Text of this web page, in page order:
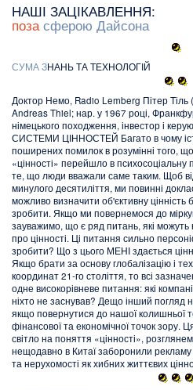
НАШІ ЗАЦІКАВЛЕННЯ:
позасферою Дайсона
СУМАЗНАНЬ ТА ТЕХНОЛОГІЙ
Доктор Немо, Radio Lemberg Пітер Тіль
Andreas Thiel; нар. у 1967 році,
німецького походження, інвестор і
СИСТЕМИ ЦІННОСТЕЙ Багато в чому
поширених помилок в розумінні того,
«цінності» перейшло в
те, що люди вважали саме таким. Щоб
минулого десятиліття, ми повинні
можливо визначити об'єктивну цінність
зробити. Якщо ми повернемося до
зауважимо, що є ряд питань, які
про цінності. Ці питання сильно
зробити? Що з цього МЕНІ здається
Якщо брати за основу глобалізацію і
координат 21-го століття, то всі
одне високорівневе питання: які
ніхто не заснував? Дещо інший погляд
якщо повернутися до нашої колишньої
фінансової та економічної точок зору.
світло на поняття «цінності»,
нещодавно в Китаї заборонили
та нерухомості як хибних життєвих